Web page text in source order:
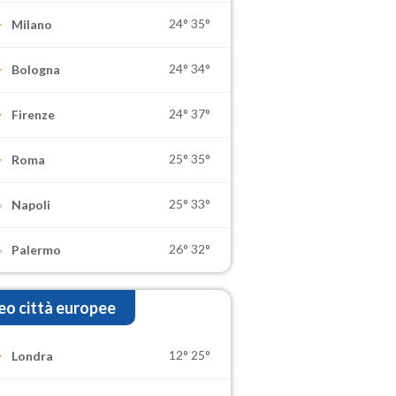
Milano 24° 35°
Bologna 24° 34°
Firenze 24° 37°
Roma 25° 35°
Napoli 25° 33°
Palermo 26° 32°
città europee
Londra 12° 25°